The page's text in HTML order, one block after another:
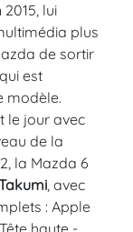
lui
plus
de sortir
est
modèle.
le jour avec
de la
la Mazda 6
, avec
: Apple